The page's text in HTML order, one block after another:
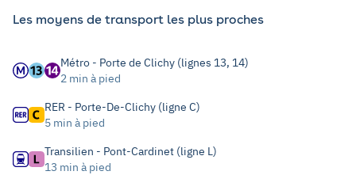
Les moyens de transport les plus proches
Métro - Porte de Clichy (lignes 13, 14)
2 min à pied
RER - Porte-De-Clichy (ligne C)
5 min à pied
Transilien - Pont-Cardinet (ligne L)
13 min à pied